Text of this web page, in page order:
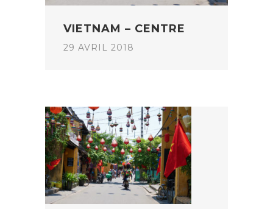
VIETNAM – CENTRE
29 AVRIL 2018
POST
NAVIGATION